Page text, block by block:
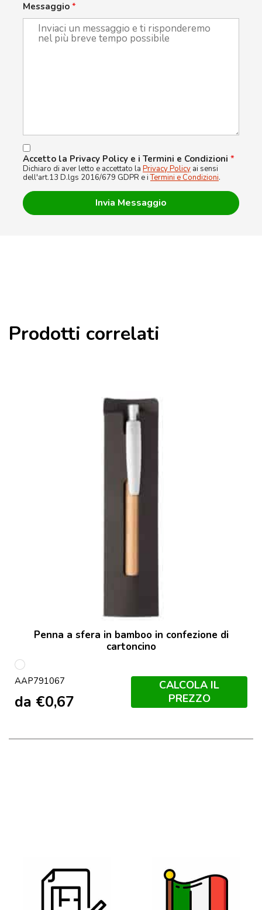
Messaggio *
Accetto la Privacy Policy e i Termini e Condizioni *
Dichiaro di aver letto e accettato la Privacy Policy ai sensi
dell'art.13 D.lgs 2016/679 GDPR e iTermini e Condizioni.
Prodotti correlati
Penna a sfera in bamboo in confezione di
cartoncino
multicolore
AAP791067
da €0,67
CALCOLA IL
PREZZO